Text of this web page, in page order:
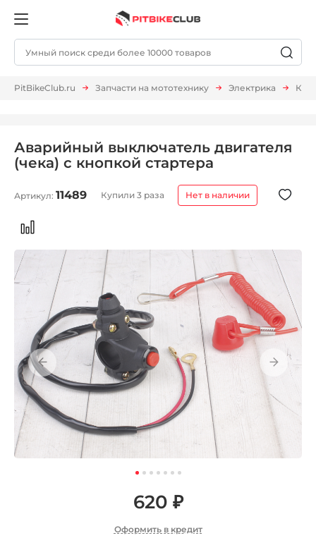
PitBikeClub.ru Запчасти на мототехнику Электрика
Аварийный выключатель двигателя
(чека) с кнопкой стартера
Артикул: 11489 Купили 3 раза Нет в наличии
620 ₽
Оформить в кредит